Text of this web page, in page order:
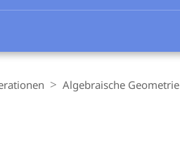
Algebraische Geometrie